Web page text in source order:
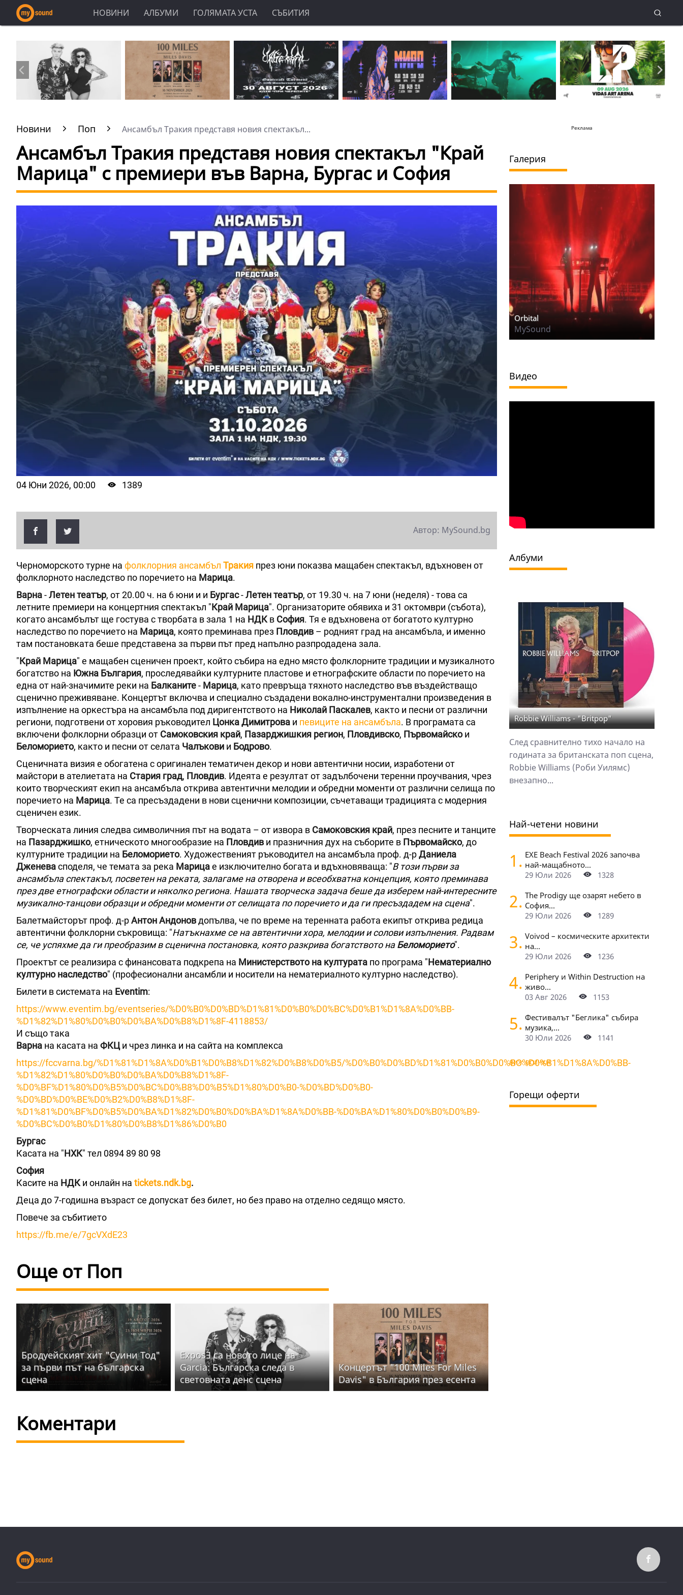
НОВИНИ АЛБУМИ ГОЛЯМАТА УСТА СЪБИТИЯ
Новини Поп Ансамбъл Тракия представя новия спектакъл...
Ансамбъл Тракия представя новия спектакъл "Край
Марица" с премиери във Варна, Бургас и София
04 Юни 2026, 00:00 1389
Автор: MySound.bg
Черноморското турне на фолклорния ансамбъл Тракия през юни показва мащабен спектакъл, вдъхновен от
фолклорното наследство по поречието на Марица.
Варна-Летен театър, от 20.00 ч. на 6 юни и и Бургас-Летен театър, от 19.30 ч. на 7 юни (неделя) - това са
летните премиери на концертния спектакъл "Край Марица". Организаторите обявиха и 31 октомври (събота),
когато ансамбълът ще гостува с творбата в зала 1 на НДК в София. Тя е вдъхновена от богатото културно
наследство по поречието на Марица, която преминава през Пловдив – родният град на ансамбъла, и именно
там постановката беше представена за първи път пред напълно разпродадена зала.
"Край Марица" е мащабен сценичен проект, който събира на едно място фолклорните традиции и музикалното
богатство на Южна България, проследявайки културните пластове и етнографските области по поречието на
една от най-значимите реки на Балканите- Марица, като превръща тяхното наследство във въздействащо
сценично преживяване. Концертът включва и специално създадени вокално-инструментални произведения в
изпълнение на оркестъра на ансамбъла под диригентството на Николай Паскалев, както и песни от различни
региони, подготвени от хоровия ръководител Цонка Димитрова и певиците на ансамбъла. В програмата са
включени фолклорни образци от Самоковския край, Пазарджишкия регион, Пловдивско, Първомайскои
Беломорието, както и песни от селата Чалъкови и Бодрово.
Сценичната визия е обогатена с оригинален тематичен декор и нови автентични носии, изработени от
майстори в ателиетата на Стария град, Пловдив. Идеята е резултат от задълбочени теренни проучвания, чрез
които творческият екип на ансамбъла открива автентични мелодии и обредни моменти от различни селища по
поречието на Марица. Те са пресъздадени в нови сценични композиции, съчетаващи традицията с модерния
сценичен език.
Творческата линия следва символичния път на водата – от извора в Самоковския край, през песните и танците
на Пазарджишко, етническото многообразие на Пловдив и празничния дух на съборите в Първомайско, до
културните традиции на Беломорието. Художественият ръководител на ансамбъла проф. д-рДаниела
Дженевасподеля, че темата за река Марицае изключително богата и вдъхновяваща: "В този първи за
ансамбъла спектакъл, посветен на реката, залагаме на отворена и всеобхватна концепция, която преминава
през две етнографски области и няколко региона. Нашата творческа задача беше да изберем най-интересните
музикално-танцови образци и обредни моменти от селищата по поречието и да ги пресъздадем на сцена".
Балетмайсторът проф. д-рАнтон Андоновдопълва, че по време на теренната работа екипът открива редица
автентични фолклорни съкровища: "Натъкнахме се на автентични хора, мелодии и солови изпълнения. Радвам
се, че успяхме да ги преобразим в сценична постановка, която разкрива богатството наБеломорието".
Проектът се реализира с финансовата подкрепа на Министерството на културата по програма "Нематериално
културно наследство" (професионални ансамбли и носители на нематериалното културно наследство).
Билети в системата на Eventim:
https://www.eventim.bg/eventseries/%D0%B0%D0%BD%D1%81%D0%B0%D0%BC%D0%B1%D1%8A%D0%BB-
%D1%82%D1%80%D0%B0%D0%BA%D0%B8%D1%8F-4118853/
И също така
Варна на касата на ФКЦи чрез линка и на сайта на комплекса
https://fccvarna.bg/%D1%81%D1%8A%D0%B1%D0%B8%D1%82%D0%B8%D0%B5/%D0%B0%D0%BD%D1%81%D0%B0%D0%BC%D0%B1%D1%8A%D0%BB-
%D1%82%D1%80%D0%B0%D0%BA%D0%B8%D1%8F-
%D0%BF%D1%80%D0%B5%D0%BC%D0%B8%D0%B5%D1%80%D0%B0-%D0%BD%D0%B0-
%D0%BD%D0%BE%D0%B2%D0%B8%D1%8F-
%D1%81%D0%BF%D0%B5%D0%BA%D1%82%D0%B0%D0%BA%D1%8A%D0%BB-%D0%BA%D1%80%D0%B0%D0%B9-
%D0%BC%D0%B0%D1%80%D0%B8%D1%86%D0%B0
Бургас
Касата на "НХК" тел 0894 89 80 98
София
Касите на НДК и онлайн на tickets.ndk.bg.
Деца до 7-годишна възраст се допускат без билет, но без право на отделно седящо място.
Повече за събитието
https://fb.me/e/7gcVXdE23
Още от Поп
Бродуейският хит "Суини Тод"
за първи път на българска
сцена
ExposƎ са новото лице на
Garcia: Българска следа в
световната денс сцена
Концертът "100 Miles For Miles
Davis" в България през есента
Коментари
Реклама
Галерия
Orbital
MySound
Видео
Албуми
Robbie Williams - "Britpop"
След сравнително тихо начало на
годината за британската поп сцена,
Robbie Williams (Роби Уилямс)
внезапно...
Най-четени новини
1. EXE Beach Festival 2026 започва
най-мащабното...
29 Юли 2026
1328
2. The Prodigy ще озарят небето в
София...
29 Юли 2026
1289
3. Voivod – космическите архитекти
на...
29 Юли 2026
1236
4. Periphery и Within Destruction на
живо...
03 Авг 2026
1153
5. Фестивалът "Беглика" събира
музика,...
30 Юли 2026
1141
виж всички
Горещи оферти